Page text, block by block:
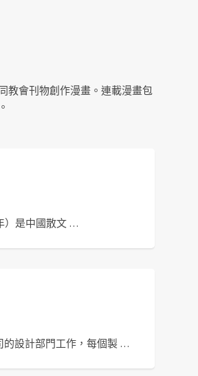
教會刊物創作漫畫。連載漫畫包
）是中國散文 …
的設計部門工作，每個製 …